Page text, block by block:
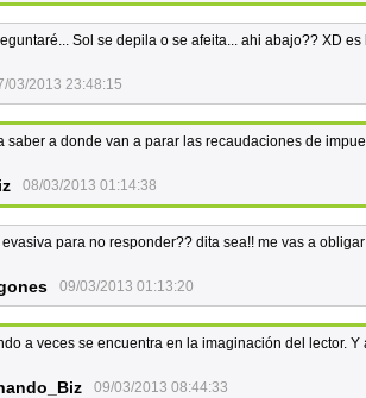
Sol se depila o se afeita... ahi abajo?? XD
03/2013 23:48:15
saber a donde van a parar las recaudaciones de
08/03/2013 01:14:38
para no responder?? dita sea!! me vas a
09/03/2013 01:13:20
a veces se encuentra en la imaginación del lector.
09/03/2013 08:44:33